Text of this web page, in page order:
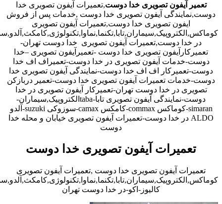
تعمیر آیفون تصویری خدا دوست,تعمیرات آیفون تصویری خدا
دوست,نمایندگی آیفون تصویری خدا دوست ,خدمات پس از فروش
ایفون تصویری خدا دوست,تعمیرات آیفون تصویری
در خدا دوست,تعمیرات آیفون تصویری خدا دوست تهران-
تعمیرکارآیفون تصویری خدا دوست -تعمیرآیفون تصویری –خدا
دوست-خدمات آیفون تصویری در خدا دوست-تعمیراف اف خدا
دوست-تعمیرکار اف اف خدا دوست-نمایندگی آیفون تصویری خدا
دوست-خدمات تعمیرات آیفون تصویری خدا دوست-تعمیر دربازکن
تصویری در خدا دوست تهران-تعمیرکار آیفون تصویری در خدا
دوست-نمایندگی آیفون تصویری تابا-tabaالکتروپیک,سیماران-
simaran-کوماکس commax-کامکس camax-سوزوکی suzuki-آلدو
ALDO در خدا دوست-تعمیرات آیفون تصویری خیابان و محله خدا
دوست
تعمیرات آیفون تصویری خدا دوست
تعمیرات آیفون تصویری خدا دوست ,تعمیرات آیفون تصویری
کالیوز-اکو-در خدا دوست تهران